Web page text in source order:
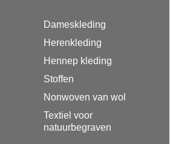
Dameskleding
Herenkleding
Hennep kleding
Stoffen
Nonwoven van wol
Textiel voor
natuurbegraven